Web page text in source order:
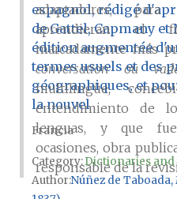
adaptadores,
aprendieran el
marcadamente más
conversation ou
multilingüe,
entendimiento de
lenguas, y que
ocasiones, obra
responsable de la
espagnol, rédigé
de Gattel, Capmany et
édition augmentée
termes usuels et des
géographiques, et
la nouvel
Francia
Category:Dictionaries
Author Núñez de